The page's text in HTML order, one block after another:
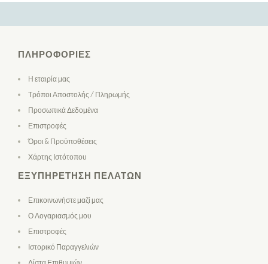
ΠΛΗΡΟΦΟΡΊΕΣ
Η εταιρία μας
Τρόποι Αποστολής / Πληρωμής
Προσωπικά Δεδομένα
Επιστροφές
Όροι & Προϋποθέσεις
Χάρτης Ιστότοπου
ΕΞΥΠΗΡΈΤΗΣΗ ΠΕΛΑΤΏΝ
Επικοινωνήστε μαζί μας
Ο Λογαριασμός μου
Επιστροφές
Ιστορικό Παραγγελιών